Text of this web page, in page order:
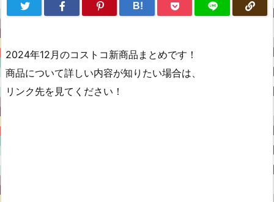
B!
2024年12月のコストコ新商品まとめです！
商品について詳しい内容が知りたい場合は、
リンク先を見てください！